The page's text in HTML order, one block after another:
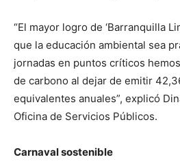
“El mayor logro de ‘Barranquilla
que la educación ambiental sea
jornadas en puntos críticos
de carbono al dejar de emitir
equivalentes anuales”, explicó
Oficina de Servicios Públicos.
Carnaval sostenible